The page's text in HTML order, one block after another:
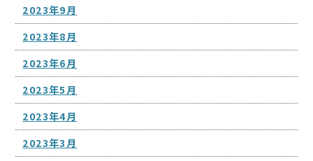
2023年9月
2023年8月
2023年6月
2023年5月
2023年4月
2023年3月